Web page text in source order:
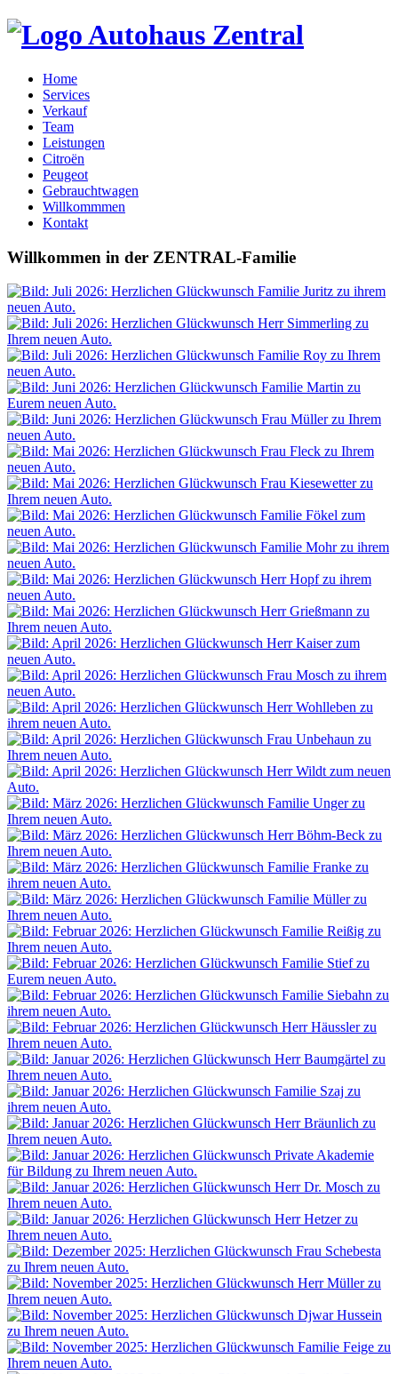
Home
Services
Verkauf
Team
Leistungen
Citroën
Peugeot
Gebrauchtwagen
Willkommmen
Kontakt
Willkommen in der ZENTRAL-Familie